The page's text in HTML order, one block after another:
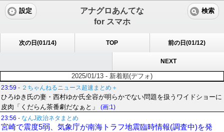
アナグロあんてな
for スマホ
設定 検索
次の日(01/14) TOP 前の日(01/12)
NEXT
2025/01/13 - 新着順(デフォ)
23:59 - ２ちゃんねるニュース超速まとめ＋
ひろゆき氏の妻・西村ゆか氏全容が明らかでない問題を扱うワイドショーに
皮肉「くだらん茶番劇だなぁと」
(画:1)
23:56 - なんJ政治ネタまとめ
宮崎で震度5弱、気象庁が南海トラフ地震臨時情報(調査中)を発